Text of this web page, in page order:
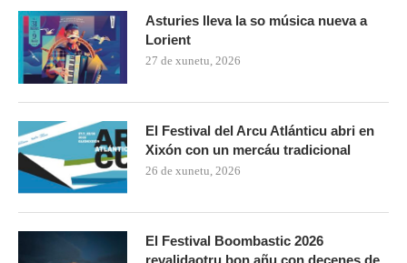
Asturies lleva la so música nueva a
Lorient
27 de xunetu, 2026
El Festival del Arcu Atlánticu abri en
Xixón con un mercáu tradicional
26 de xunetu, 2026
El Festival Boombastic 2026
revalidaotru bon añu con decenes de